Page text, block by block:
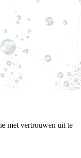
met vertrouwen uit te